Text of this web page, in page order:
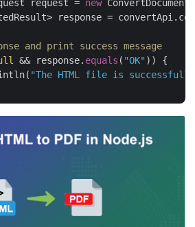
request = new
response =
and print success message
&& response. equals ( "OK" )) {
"The HTML file is